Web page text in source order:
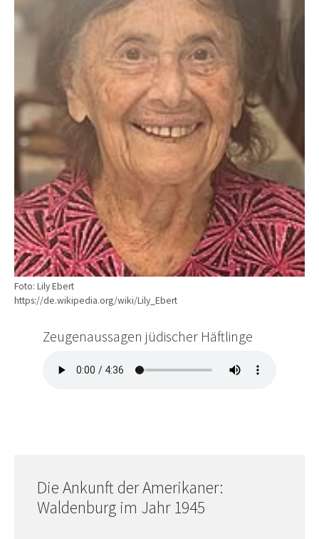
Foto: Lily Ebert
https://de.wikipedia.org/wiki/Lily_Ebert
Zeugenaussagen jüdischer Häftlinge
Die Ankunft der Amerikaner:
Waldenburg im Jahr 1945